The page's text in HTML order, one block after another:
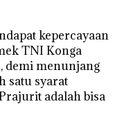
kepercayaan
TNI Konga
demi menunjang
satu syarat
adalah bisa